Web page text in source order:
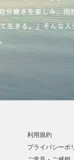
利用規約
プライバシーポ